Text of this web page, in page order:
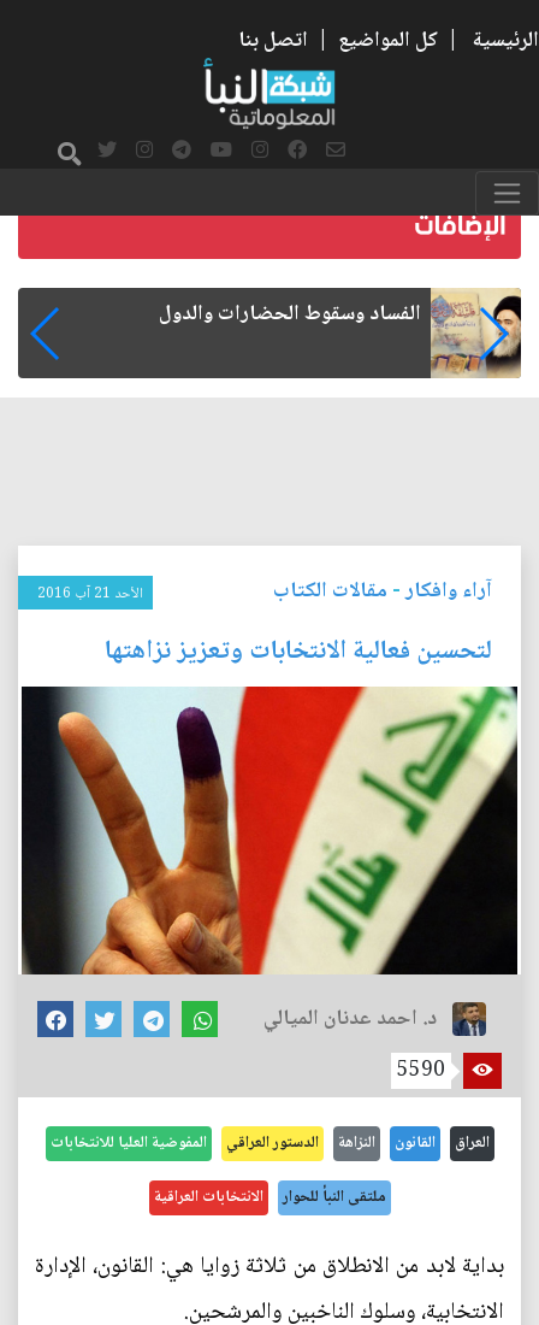
الرئيسية | كل المواضيع | اتصل بنا
رواتب الموظفين على صفيح ساخن
آراء وافكار- مقالات الكتاب الأحد 21 آب 2016
لتحسين فعالية الانتخابات وتعزيز نزاهتها
د. احمد عدنان الميالي
5590
العراق القانون النزاهة الدستور العراقي المفوضية العليا للانتخابات
ملتقى النبأ للحوار الانتخابات العراقية
بداية لابد من الانطلاق من ثلاثة زوايا هي: القانون، الإدارة
الانتخابية، وسلوك الناخبين والمرشحين.